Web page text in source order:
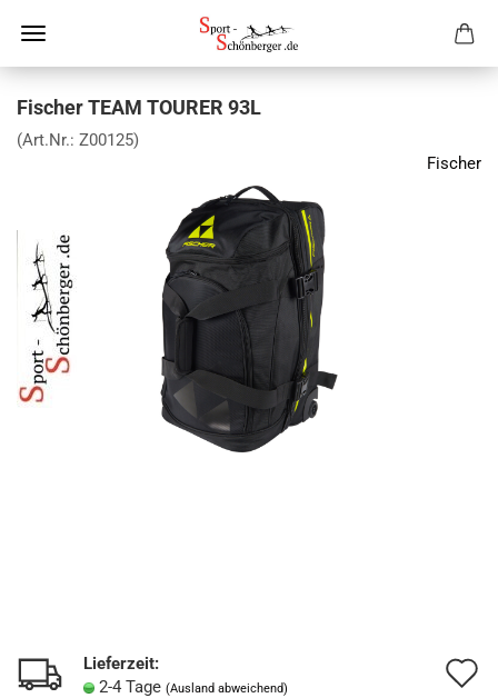
Fischer TEAM TOURER 93L
(Art.Nr.: Z00125)
Fischer
Lieferzeit:
2-4 Tage (Ausland abweichend)